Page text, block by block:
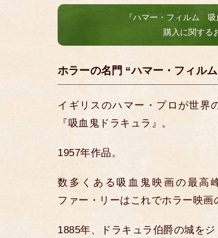
『ハマー・フィルム
購入に関する
ホラーの名門 “ハマー・フィル
イギリスのハマー・プロが世界
『吸血鬼ドラキュラ』。
1957年作品。
数多くある吸血鬼映画の最高
ファー・リーはこれでホラー映画
1885年、ドラキュラ伯爵の城を